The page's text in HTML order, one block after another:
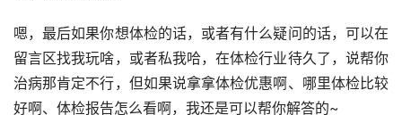
嗯，最后如果你想体检的话，或者有什么疑问的话，可以在
留言区找我玩啥，或者私我哈，在体检行业待久了，说帮你
治病那肯定不行，但如果说拿拿体检优惠啊、哪里体检比较
好啊、体检报告怎么看啊，我还是可以帮你解答的~